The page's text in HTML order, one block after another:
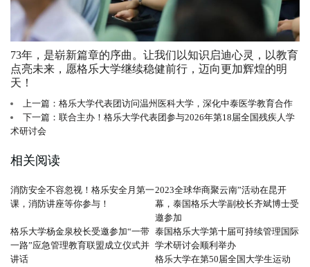
73年，是崭新篇章的序曲。让我们以知识启迪心灵，以教育
点亮未来，愿格乐大学继续稳健前行，迈向更加辉煌的明
天！
上一篇：格乐大学代表团访问温州医科大学，深化中泰医学教育合作
下一篇：联合主办！格乐大学代表团参与2026年第18届全国残疾人学
术研讨会
相关阅读
消防安全不容忽视！格乐安全月第一
课，消防讲座等你参与！
2023全球华商聚云南”活动在昆开
幕，泰国格乐大学副校长齐斌博士受
邀参加
格乐大学杨金泉校长受邀参加“一带
一路”应急管理教育联盟成立仪式并
讲话
泰国格乐大学第十届可持续管理国际
学术研讨会顺利举办
格乐大学在第50届全国大学生运动